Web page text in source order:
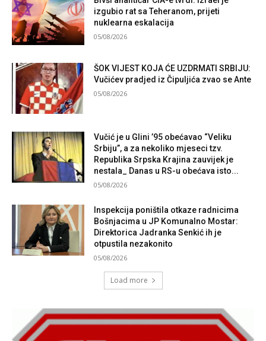
izgubio rat sa Teheranom, prijeti
nuklearna eskalacija
05/08/2026
ŠOK VIJEST KOJA ĆE UZDRMATI SRBIJU:
Vučićev pradjed iz Čipuljića zvao se Ante
05/08/2026
Vučić je u Glini ’95 obećavao “Veliku
Srbiju”, a za nekoliko mjeseci tzv.
Republika Srpska Krajina zauvijek je
nestala_ Danas u RS-u obećava isto...
05/08/2026
Inspekcija poništila otkaze radnicima
Bošnjacima u JP Komunalno Mostar:
Direktorica Jadranka Senkić ih je
otpustila nezakonito
05/08/2026
Load more